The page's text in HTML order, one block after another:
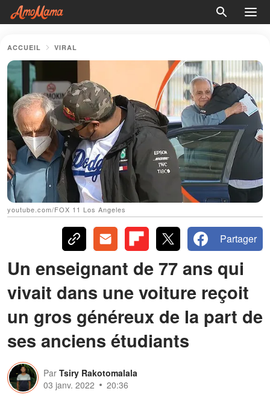
ACCUEIL VIRAL
youtube.com/FOX 11 Los Angeles
Partager
Un enseignant de 77 ans qui
vivait dans une voiture reçoit
un gros généreux de la part de
ses anciens étudiants
Par Tsiry Rakotomalala
03 janv. 2022
20:36